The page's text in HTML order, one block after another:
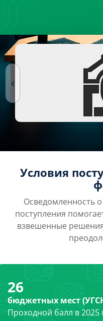
Условия
Осведомленность
поступления
взвешенные
26
бюджетных мест
Проходной балл в 2025